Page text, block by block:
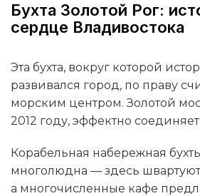
Бухта Золотой Рог:
сердце Владивостока
Эта бухта, вокруг которой
развивался город, по праву
морским центром. Золотой
2012 году, эффектно
Корабельная набережная
многолюдна — здесь
а многочисленные кафе